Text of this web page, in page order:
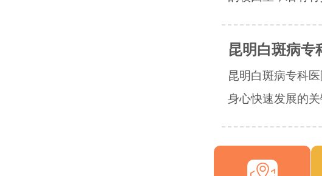
昆明白斑病专
昆明白斑病专科
身心快速发展的